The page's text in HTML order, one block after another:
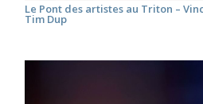
Le Pont des artistes au Triton –
Tim Dup